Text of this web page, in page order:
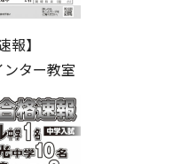
報】
ター教室